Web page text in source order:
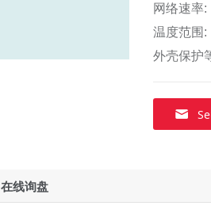
网络速率:
温度范围:
外壳保
在线询盘